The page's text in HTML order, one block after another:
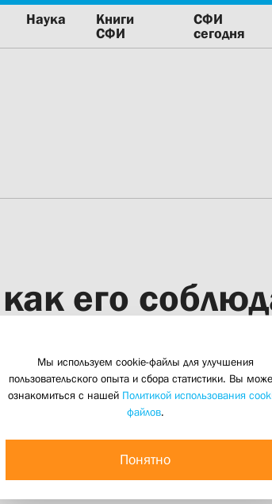
Наука
Книги
СФИ
СФИ
сегодня
его
в это
Георгия Кочеткова и
Мы используем cookie-файлы для улучшения
пользовательского опыта и сбора статистики. Вы
ознакомиться с нашей Политикой использования
файлов.
Понятно